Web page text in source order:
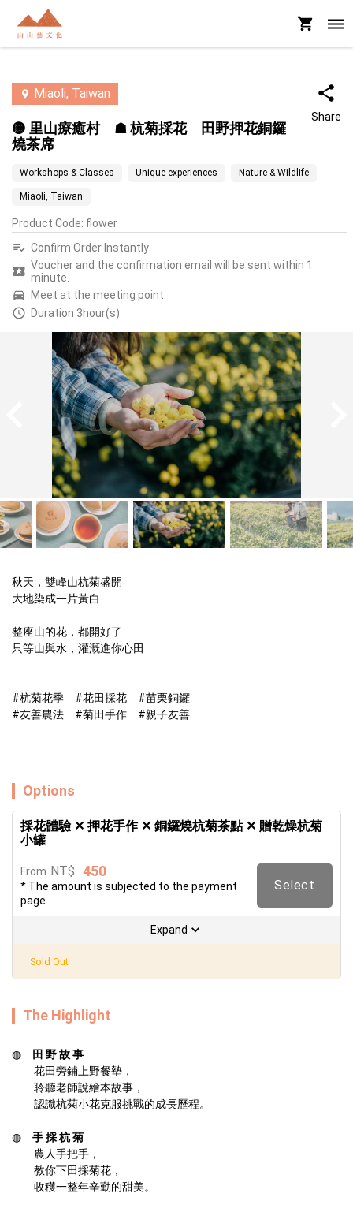
Miaoli, Taiwan
🟡 里山療癒村 ☗ 杭菊採花 田野押花銅鑼
燒茶席
Share
Workshops & Classes Unique experiences Nature & Wildlife
Miaoli, Taiwan
Product Code: flower
Confirm Order Instantly
Voucher and the confirmation email will be sent within 1
minute.
Meet at the meeting point.
Duration 3hour(s)
秋天，雙峰山杭菊盛開
整座山的花，都開好了
#杭菊花季　#花田採花　#苗栗銅鑼
Options
採花體驗 ✕ 押花手作 ✕ 銅鑼燒杭菊茶點 ✕ 贈乾燥杭菊
小罐
From NT$ 450
* The amount is subjected to the payment
page.
Select
Expand
Sold Out
The Highlight
◍ 田 野 故 事
花田旁鋪上野餐墊，
聆聽老師說繪本故事，
◍ 手 採 杭 菊
農人手把手，
教你下田採菊花，